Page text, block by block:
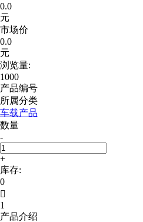
0.0
元
市场价
0.0
元
浏览量:
1000
产品编号
所属分类
车载产品
数量
-
+
库存:
0

1
产品介绍